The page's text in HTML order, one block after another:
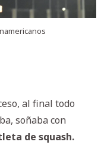
al final todo
soñaba con
de squash.